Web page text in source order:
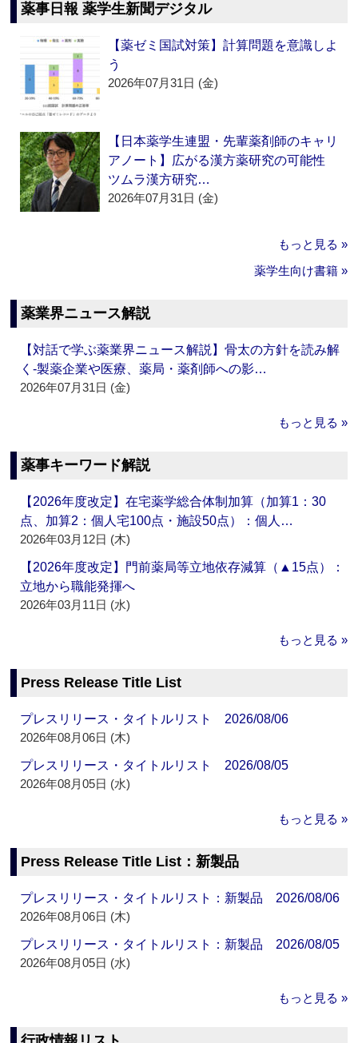
薬事日報 薬学生新聞デジタル
【薬ゼミ国試対策】計算問題を意識しよ
う
2026年07月31日 (金)
【日本薬学生連盟・先輩薬剤師のキャリ
アノート】広がる漢方薬研究の可能性
ツムラ漢方研究…
2026年07月31日 (金)
もっと見る »
薬学生向け書籍 »
薬業界ニュース解説
【対話で学ぶ薬業界ニュース解説】骨太の方針を読み解
く‐製薬企業や医療、薬局・薬剤師への影…
2026年07月31日 (金)
もっと見る »
薬事キーワード解説
【2026年度改定】在宅薬学総合体制加算（加算1：30
点、加算2：個人宅100点・施設50点）：個人…
2026年03月12日 (木)
【2026年度改定】門前薬局等立地依存減算（▲15点）：
立地から職能発揮へ
2026年03月11日 (水)
もっと見る »
Press Release Title List
プレスリリース・タイトルリスト 2026/08/06
2026年08月06日 (木)
プレスリリース・タイトルリスト 2026/08/05
2026年08月05日 (水)
もっと見る »
Press Release Title List：新製品
プレスリリース・タイトルリスト：新製品 2026/08/06
2026年08月06日 (木)
プレスリリース・タイトルリスト：新製品 2026/08/05
2026年08月05日 (水)
もっと見る »